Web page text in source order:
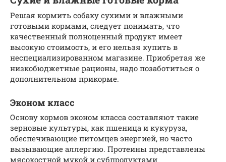
Решая кормить собаку сухими и влажными
готовыми кормами, следует понимать, что
качественный полноценный продукт имеет
высокую стоимость, и его нельзя купить в
неспециализированном магазине. Приобретая же
низкобюджетные рационы, надо позаботиться о
дополнительном прикорме.
Эконом класс
Основу кормов эконом класса составляют такие
зерновые культуры, как пшеница и кукуруза,
обеспечивающие питомцев энергией, но часто
вызывающие аллергию. Протеины представлены
мясокостной мукой и субпродуктами